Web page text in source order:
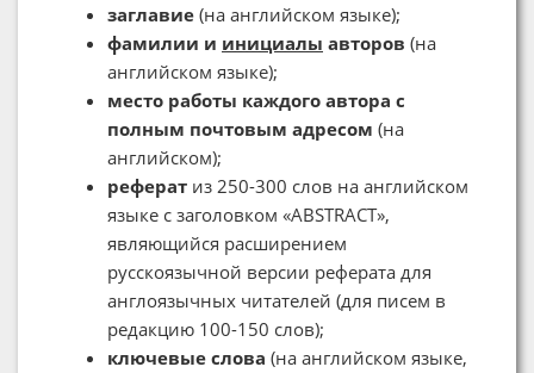
заглавие (на английском языке);
фамилии и инициалы авторов (на
английском языке);
место работы каждого автора с
полным почтовым адресом (на
английском);
реферат из 250-300 слов на английском
языке с заголовком «ABSTRACT»,
являющийся расширением
русскоязычной версии реферата для
англоязычных читателей (для писем в
редакцию 100-150 слов);
ключевые слова (на английском языке,